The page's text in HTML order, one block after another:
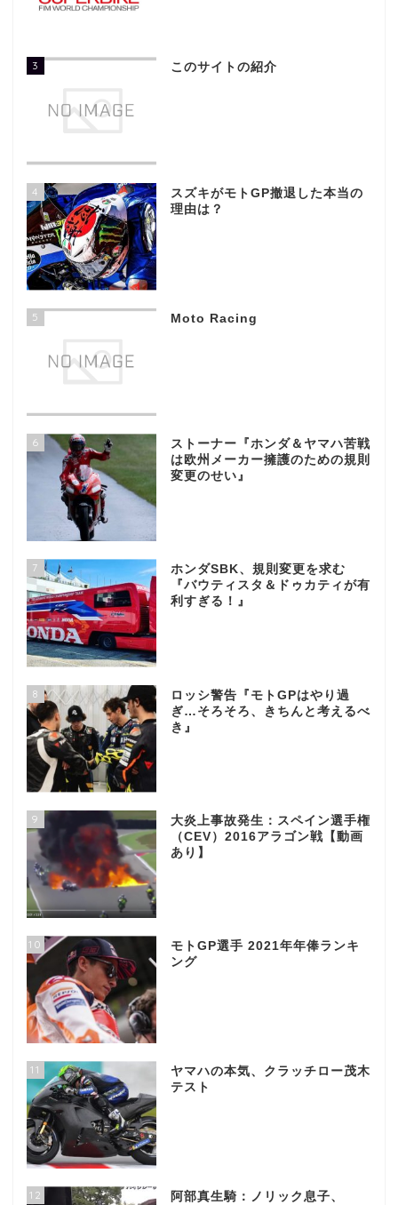
3 このサイトの紹介
4
スズキがモトGP撤退した本当の
理由は？
5 Moto Racing
6
ストーナー『ホンダ＆ヤマハ苦戦
は欧州メーカー擁護のための規則
変更のせい』
7
ホンダSBK、規則変更を求む
『バウティスタ＆ドゥカティが有
利すぎる！』
8
ロッシ警告『モトGPはやり過
ぎ…そろそろ、きちんと考えるべ
き』
9
大炎上事故発生：スペイン選手権
（CEV）2016アラゴン戦【動画
あり】
10
モトGP選手 2021年年俸ランキ
ング
11
ヤマハの本気、クラッチロー茂木
テスト
12
阿部真生騎：ノリック息子、